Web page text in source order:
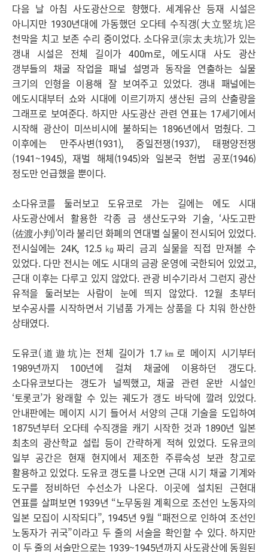
다음 날 아침 사도광산으로 향했다. 세계유산 등재 시설은
아니지만 1930년대에 가동했던 오다테 수직갱(大立竪坑)은
천막을 치고 보존 수리 중이었다. 소다유코(宗太夫坑)가 있는
갱내 시설은 전체 길이가 400m로, 에도시대 사도 광산
갱부들의 채굴 작업을 패널 설명과 동작을 연출하는 실물
크기의 인형을 이용해 잘 보여주고 있었다. 갱내 패널에는
에도시대부터 쇼와 시대에 이르기까지 생산된 금의 산출량을
그래프로 보여준다. 하지만 사도광산 관련 연표는 17세기에서
시작해 광산이 미쓰비시에 불하되는 1896년에서 멈췄다. 그
이후에는 만주사변(1931), 중일전쟁(1937), 태평양전쟁
(1941~1945), 재벌 해체(1945)와 일본국 헌법 공포(1946)
정도만 언급했을 뿐이다.
소다유코를 둘러보고 도유코로 가는 길에는 에도 시대
사도광산에서 활용한 각종 금 생산도구와 기술, ‘사도고판
(佐渡小判)’이라 불리던 화폐의 연대별 실물이 전시되어 있었다.
전시실에는 24K, 12.5㎏짜리 금괴 실물을 직접 만져볼 수
있었다. 다만 전시는 에도 시대의 금광 운영에 국한되어 있었고,
근대 이후는 다루고 있지 않았다. 관광 비수기라서 그런지 광산
유적을 둘러보는 사람이 눈에 띄지 않았다. 12월 초부터
보수공사를 시작하면서 기념품 가게는 상품을 다 치워 한산한
상태였다.
도유코(道遊坑)는 전체 길이가 1.7㎞로 메이지 시기부터
1989년까지 100년에 걸쳐 채굴에 이용하던 갱도다.
소다유코보다는 갱도가 널찍했고, 채굴 관련 운반 시설인
‘토롯코’가 왕래할 수 있는 궤도가 갱도 바닥에 깔려 있었다.
안내판에는 메이지 시기 들어서 서양의 근대 기술을 도입하여
1875년부터 오다테 수직갱을 캐기 시작한 것과 1890년 일본
최초의 광산학교 설립 등이 간략하게 적혀 있었다. 도유코의
일부 공간은 현재 현지에서 제조한 주류숙성 보관 창고로
활용하고 있었다. 도유코 갱도를 나오면 근대 시기 채굴 기계와
도구를 정비하던 수선소가 나온다. 이곳에 설치된 근현대
연표를 살펴보면 1939년 “노무동원 계획으로 조선인 노동자의
일본 모집이 시작되다”, 1945년 9월 “패전으로 인하여 조선인
노동자가 귀국”이라고 두 줄의 서술을 확인할 수 있다. 하지만
이 두 줄의 서술만으로는 1939~1945년까지 사도광산에 동원된